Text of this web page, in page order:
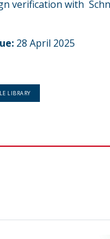
verification with
28 April 2025
LIBRARY